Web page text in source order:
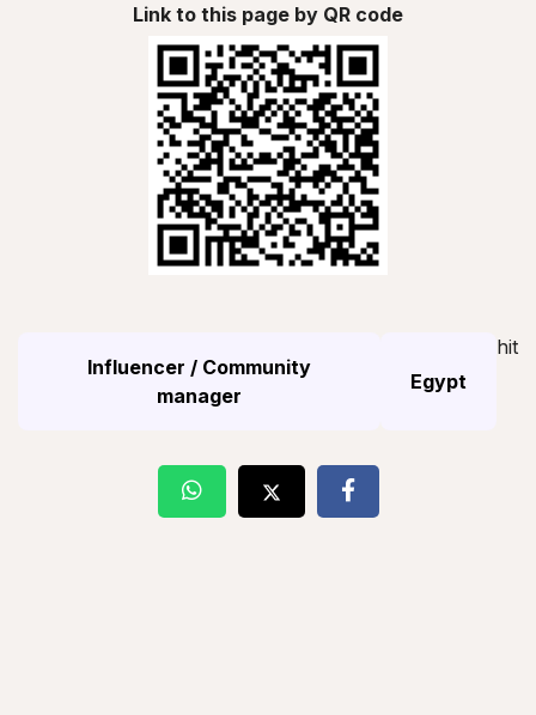
Link to this page by QR code
Influencer / Community
manager
Egypt
hit